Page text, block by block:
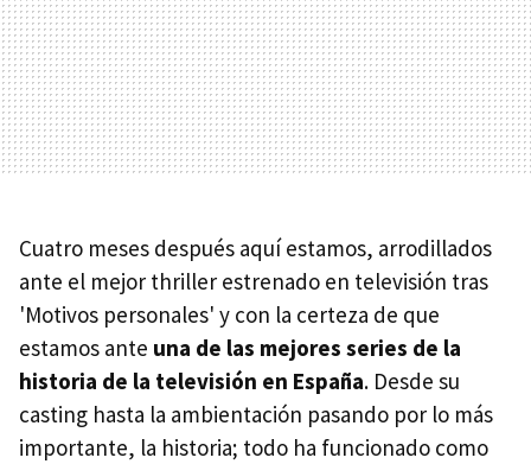
Cuatro meses después aquí estamos, arrodillados
ante el mejor thriller estrenado en televisión tras
'Motivos personales' y con la certeza de que
estamos ante una de las mejores series de la
historia de la televisión en España. Desde su
casting hasta la ambientación pasando por lo más
importante, la historia; todo ha funcionado como